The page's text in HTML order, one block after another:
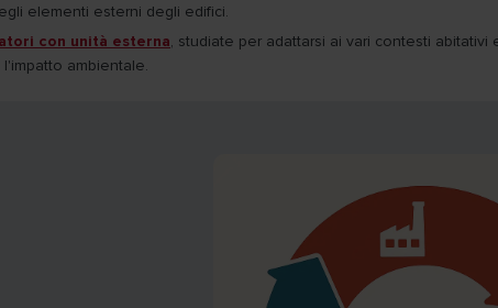
elementi esterni degli edifici.
con unità esterna, studiate per adattarsi ai vari contesti
ambientale.